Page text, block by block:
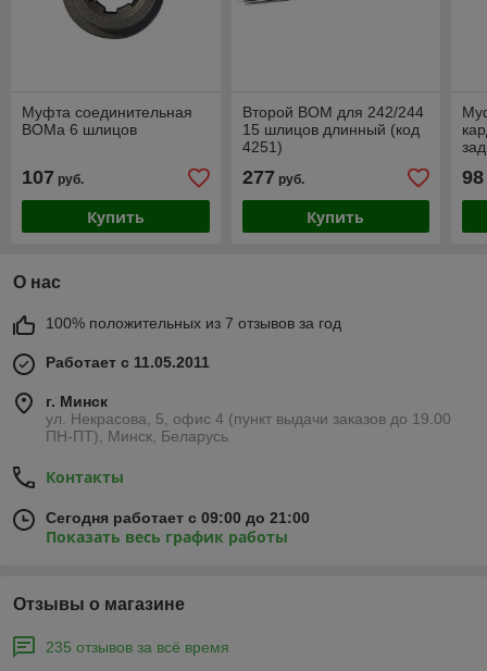
Муфта соединительная
ВОМа 6 шлицов
107 руб.
Купить
Второй ВОМ для 242/244
15 шлицов длинный (код
4251)
277 руб.
Купить
98
О нас
100% положительных из 7 отзывов за год
Работает с 11.05.2011
г. Минск
ул. Некрасова, 5, офис 4 (пункт выдачи заказов до 19.00
ПН-ПТ), Минск, Беларусь
Контакты
Сегодня работает с 09:00 до 21:00
Показать весь график работы
Отзывы о магазине
235 отзывов за всё время